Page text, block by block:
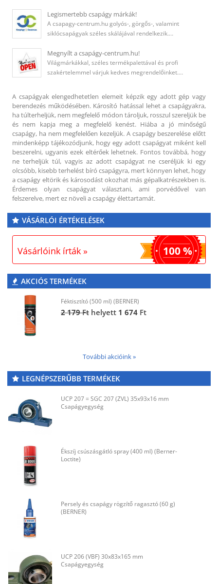
Legismertebb csapágy márkák!
A csapagy-centrum.hu golyós-, görgős-, valamint
siklócsapágyak széles skálájával rendelkezik.…
Megnyílt a csapágy-centrum.hu!
Világmárkákkal, széles termékpalettával és profi
szakértelemmel várjuk kedves megrendelőinket.…
A csapágyak elengedhetetlen elemeit képzik egy adott gép vagy
berendezés működésében. Károsító hatással lehet a csapágyakra,
ha túlterheljük, nem megfelelő módon tároljuk, rosszul szereljük be
és nem kapja meg a megfelelő kenést. Hiába a jó minőségű
csapágy, ha nem megfelelően kezeljük. A csapágy beszerelése előtt
mindenképp tájékozódjunk, hogy egy adott csapágyat miként kell
beszerelni, ugyanis ezek eltérőek lehetnek. Fontos továbbá, hogy
ne terheljük túl, vagyis az adott csapágyat ne cseréljük ki egy
olcsóbb, kisebb terhelést bíró csapágyra, mert könnyen lehet, hogy
a csapágy eltörik és károsodást okozhat más gépalkatrészekben is.
Érdemes olyan csapágyat választani, ami porvédővel van
felszerelve, mert ez növeli a csapágy élettartamát.
VÁSÁRLÓI ÉRTÉKELÉSEK
Vásárlóink írták » 100 %
AKCIÓS TERMÉKEK
Féktisztító (500 ml) (BERNER)
2 179 Ft helyett 1 674 Ft
További akcióink »
LEGNÉPSZERŰBB TERMÉKEK
UCP 207 = SGC 207 (ZVL) 35x93x16 mm
Csapágyegység
Ékszíj csúszásgátló spray (400 ml) (Berner-
Loctite)
Persely és csapágy rögzítő ragasztó (60 g)
(BERNER)
UCP 206 (VBF) 30x83x165 mm
Csapágyegység